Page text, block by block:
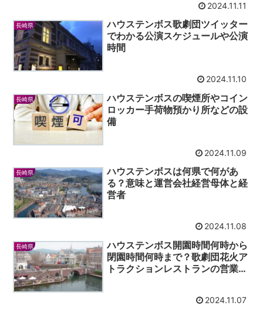
2024.11.11
長崎県
ハウステンボス歌劇団ツイッター
でわかる公演スケジュールや公演
時間
2024.11.10
長崎県
ハウステンボスの喫煙所やコイン
ロッカー手荷物預かり所などの設
備
2024.11.09
長崎県
ハウステンボスは何県で何があ
る？意味と運営会社経営母体と経
営者
2024.11.08
長崎県
ハウステンボス開園時間何時から
閉園時間何時まで？歌劇団花火ア
トラクションレストランの営業時
2024.11.07